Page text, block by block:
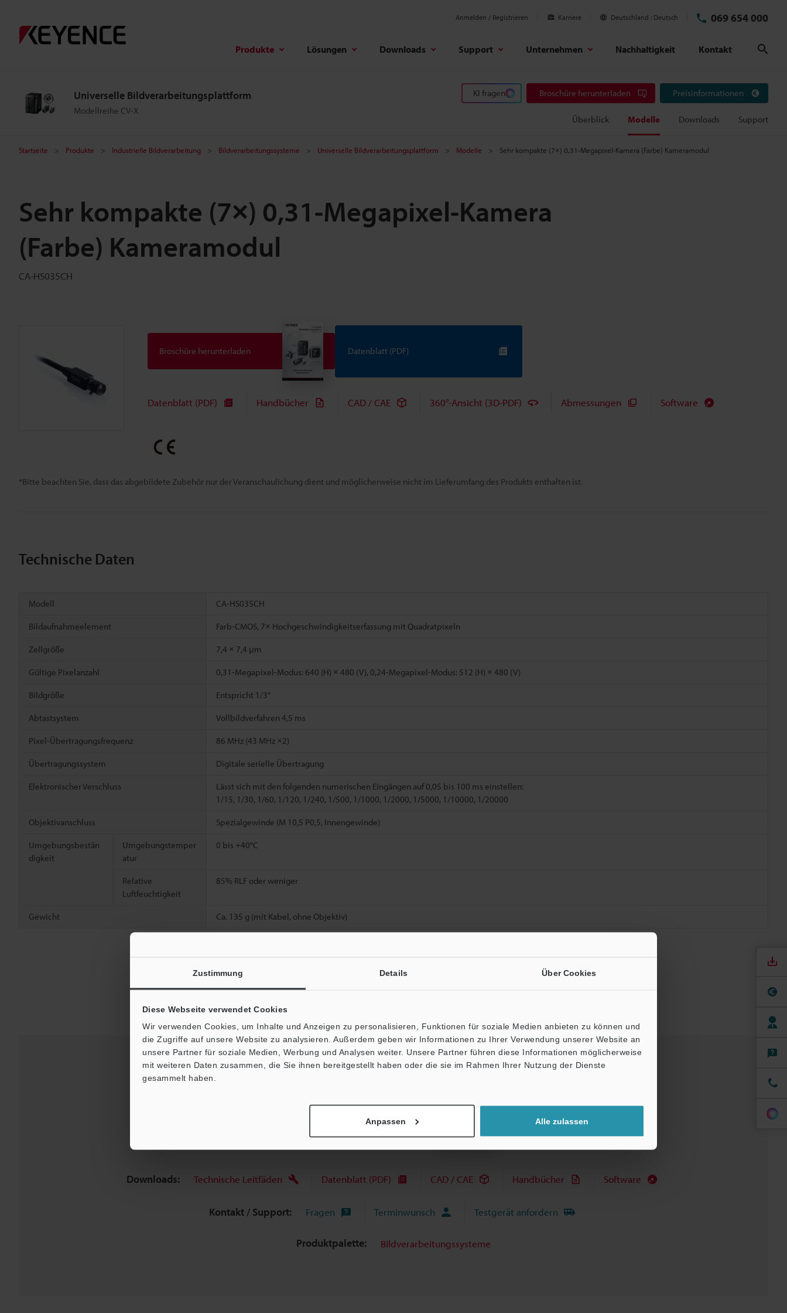
Zustimmung Details Über Cookies
Diese Webseite verwendet Cookies
Wir verwenden Cookies, um Inhalte und Anzeigen zu personalisieren, Funktionen für soziale Medien anbieten zu können und
die Zugriffe auf unsere Website zu analysieren. Außerdem geben wir Informationen zu Ihrer Verwendung unserer Website an
unsere Partner für soziale Medien, Werbung und Analysen weiter. Unsere Partner führen diese Informationen möglicherweise
mit weiteren Daten zusammen, die Sie ihnen bereitgestellt haben oder die sie im Rahmen Ihrer Nutzung der Dienste
gesammelt haben.
Anpassen Alle zulassen
Anmelden / Registrieren Karriere Deutschland Deutsch 069 654 000
Produkte Lösungen Downloads Support Unternehmen Nachhaltigkeit Kontakt
Universelle Bildverarbeitungsplattform
Modellreihe CV-X
KI fragen Broschüre herunterladen Preisinformationen
Überblick Modelle Downloads Support
Startseite Produkte Industrielle Bildverarbeitung Bildverarbeitungssysteme Universelle Bildverarbeitungsplattform Modelle Sehr kompakte (7×) 0,31-Megapixel-Kamera (Farbe) Kameramodul
Sehr kompakte (7×) 0,31-Megapixel-Kamera
(Farbe) Kameramodul
CA-HS035CH
*Bitte beachten Sie, dass das abgebildete Zubehör nur der Veranschaulichung dient und möglicherweise nicht im Lieferumfang des Produkts enthalten ist.
Broschüre herunterladen Datenblatt (PDF)
Datenblatt (PDF) Handbücher CAD / CAE 360°-Ansicht (3D-PDF) Abmessungen Software
Technische Daten
Modell CA-HS035CH
Bildaufnahmeelement Farb-CMOS, 7× Hochgeschwindigkeitserfassung mit Quadratpixeln
Zellgröße 7,4 × 7,4 μm
Gültige Pixelanzahl 0,31-Megapixel-Modus: 640 (H) × 480 (V), 0,24-Megapixel-Modus: 512 (H) × 480 (V)
Bildgröße Entspricht 1/3"
Abtastsystem Vollbildverfahren 4,5 ms
Pixel-Übertragungsfrequenz 86 MHz (43 MHz ×2)
Übertragungssystem Digitale serielle Übertragung
Elektronischer Verschluss
Lässt sich mit den folgenden numerischen Eingängen auf 0,05 bis 100 ms einstellen:
1/15, 1/30, 1/60, 1/120, 1/240, 1/500, 1/1000, 1/2000, 1/5000, 1/10000, 1/20000
Objektivanschluss Spezialgewinde (M 10,5 P0,5, Innengewinde)
Umgebungsbestän
digkeit
Umgebungstemper
atur
0 bis +40°C
Relative
Luftfeuchtigkeit
85% RLF oder weniger
Gewicht Ca. 135 g (mit Kabel, ohne Objektiv)
Broschüre herunterladen
Downloads: Technische Leitfäden Datenblatt (PDF) CAD / CAE Handbücher Software
Kontakt / Support: Fragen Terminwunsch Testgerät anfordern
Produktpalette: Bildverarbeitungssysteme